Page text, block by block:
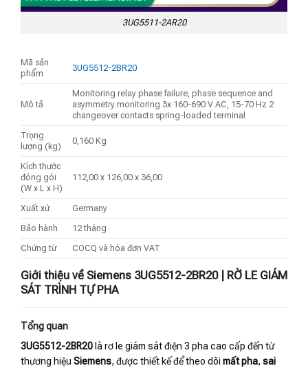
3UG5511-2AR20
Mã sản
phẩm
3UG5512-2BR20
Mô tả
Monitoring relay phase failure, phase sequence and
asymmetry monitoring 3x 160-690 V AC, 15-70 Hz 2
changeover contacts spring-loaded terminal
Trọng
lượng (kg)
0,160 Kg
Kích thước
đóng gói
(W x L x H)
112,00 x 126,00 x 36,00
Xuất xứ
Germany
Bảo hành
12 tháng
Chứng từ
COCQ và hóa đơn VAT
Giới thiệu về Siemens 3UG5512-2BR20 | RỜ LE GIÁM
SÁT TRÌNH TỰ PHA
Tổng quan
3UG5512-2BR20 là rơ le giám sát điện 3 pha cao cấp đến từ
thương hiệu Siemens, được thiết kế để theo dõi mất pha, sai